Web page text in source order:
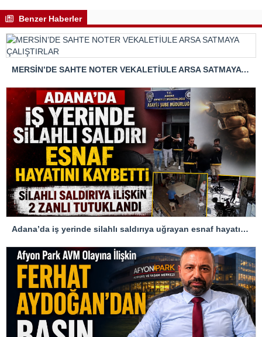
Benzer Haberler
MERSİN’DE SAHTE NOTER VEKALETİULE ARSA SATMAYA ÇALIŞTIRLAR
Adana’da iş yerinde silahlı saldırıya uğrayan esnaf hayatını kaybetti